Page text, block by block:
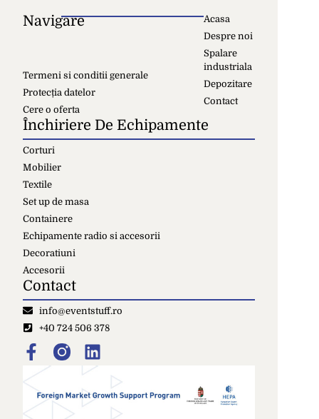
Navigare
Acasa
Despre noi
Spalare
industriala
Depozitare
Contact
Termeni si conditii generale
Protecția datelor
Cere o oferta
Închiriere De Echipamente
Corturi
Mobilier
Textile
Set up de masa
Containere
Echipamente radio si accesorii
Decoratiuni
Accesorii
Contact
info@eventstuff.ro
+40 724 506 378